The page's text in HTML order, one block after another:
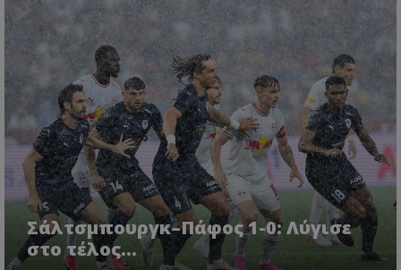
Σάλτσμπουργκ–Πάφος 1-0: Λύγισε
στο τέλος...